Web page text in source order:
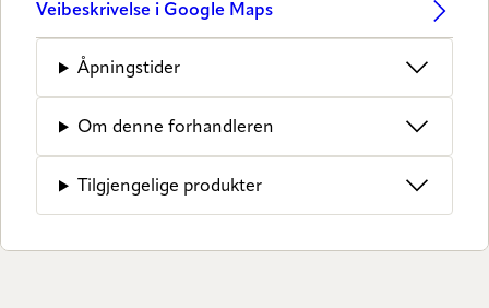
Veibeskrivelse i Google Maps
Åpningstider
Om denne forhandleren
Tilgjengelige produkter